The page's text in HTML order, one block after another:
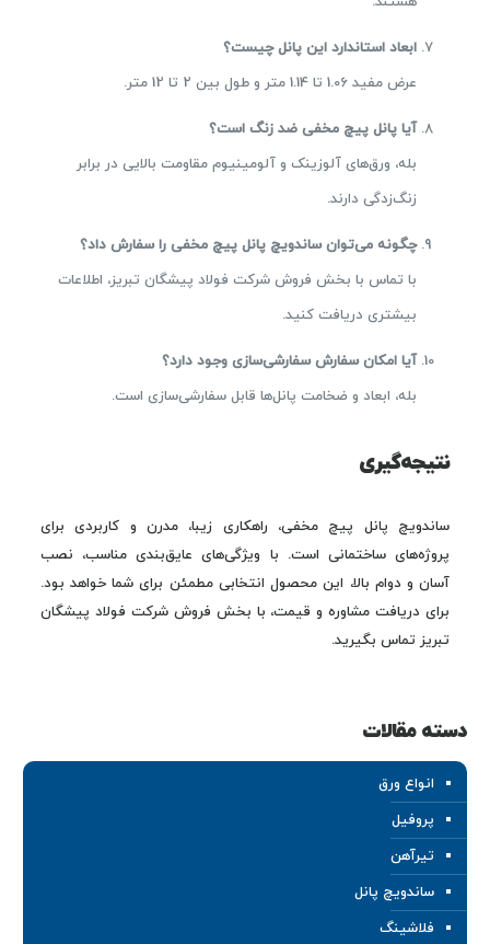
ابعاد استاندارد این پانل چیست؟
عرض مفید 1.06 تا 1.14 متر و طول بین 2 تا 12 متر.
آیا پانل پیچ مخفی ضد زنگ است؟
بله، ورق‌های آلوزینک و آلومینیوم مقاومت بالایی در برابر
زنگ‌زدگی دارند.
چگونه می‌توان ساندویچ پانل پیچ مخفی را سفارش داد؟
با تماس با بخش فروش شرکت فولاد پیشگان تبریز، اطلاعات
بیشتری دریافت کنید.
آیا امکان سفارش سفارشی‌سازی وجود دارد؟
بله، ابعاد و ضخامت پانل‌ها قابل سفارشی‌سازی است.
نتیجه‌گیری
ساندویچ پانل پیچ مخفی، راهکاری زیبا، مدرن و کاربردی برای
پروژه‌های ساختمانی است. با ویژگی‌های عایق‌بندی مناسب، نصب
آسان و دوام بالا، این محصول انتخابی مطمئن برای شما خواهد بود.
برای دریافت مشاوره و قیمت، با بخش فروش شرکت فولاد پیشگان
تبریز تماس بگیرید.
دسته مقالات
انواع ورق
پروفیل
تیرآهن
ساندویچ پانل
فلاشینگ